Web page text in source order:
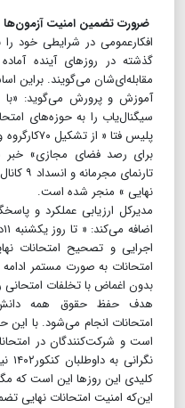
ضرورت تضمین امنیت آزمون‌ها
افکارعمومی در شرایطی خود را
گذشته در روزهای آینده
مقابله‌ای‌شان می‌گویند.
آموزش و پرورش می‌گوید:
سیگنال‌یاب را به حوزه‌های
پلیس فتا «
برای رصد فضای مجازی» خبر
نهایی » منجر شده است.
مدیرکل ارزیابی عملکرد و
اجرایی و تصحیح امتحانات
امتحانات به صورت مستمر
بدون اغماض با تخلفات امتحانی
هدف حفظ حقوق همه
امتحانات انجام می‌شود. با این
است و شرکت‌کنندگان در
کلیدی این روزها این است که
این‌که امنیت امتحانات نهایی